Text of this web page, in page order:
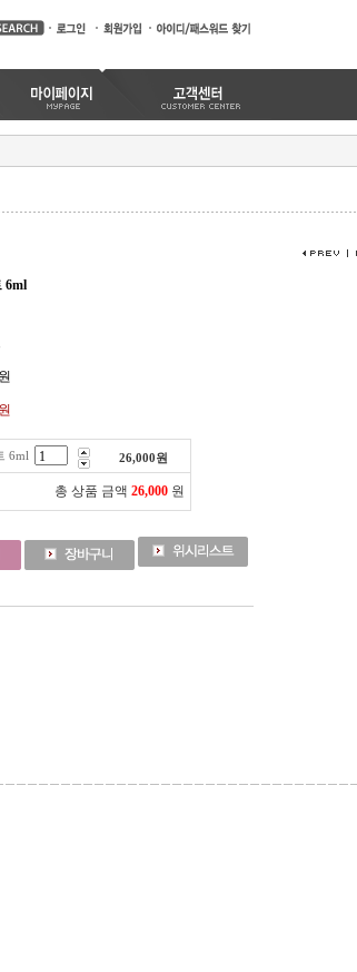
6ml
원
6ml 26,000원
총 상품 금액 26,000 원